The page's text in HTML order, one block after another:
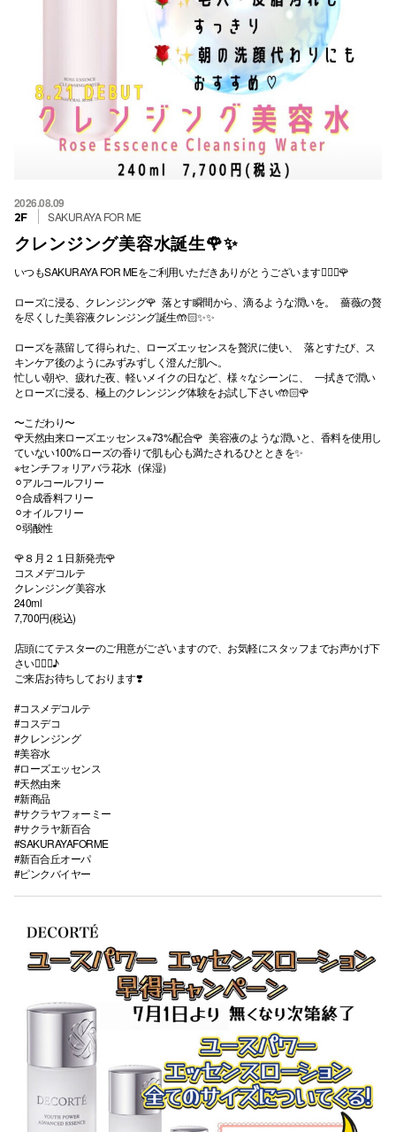
2026.08.09
2F SAKURAYA FOR ME
クレンジング美容水誕生🌹✨
いつもSAKURAYA FOR MEをご利用いただきありがとうございます💁🏻‍♀️🌹
ローズに浸る、クレンジング🌹 落とす瞬間から、滴るような潤いを。 薔薇の贅
を尽くした美容液クレンジング誕生🤲🏻✨✨
ローズを蒸留して得られた、ローズエッセンスを贅沢に使い、 落とすたび、ス
キンケア後のようにみずみずしく澄んだ肌へ。
忙しい朝や、疲れた夜、軽いメイクの日など、様々なシーンに、 一拭きで潤い
とローズに浸る、極上のクレンジング体験をお試し下さい🤲🏻🌹
〜こだわり〜
🌹天然由来ローズエッセンス※73%配合🌹 美容液のような潤いと、香料を使用し
ていない100%ローズの香りで肌も心も満たされるひとときを✨
※センチフォリアバラ花水（保湿）
⚪︎アルコールフリー
⚪︎合成香料フリー
⚪︎オイルフリー
⚪︎弱酸性
🌹８月２１日新発売🌹
コスメデコルテ
クレンジング美容水
240ml
7,700円(税込)
店頭にてテスターのご用意がございますので、お気軽にスタッフまでお声かけ下
さい💁🏻‍♀️♪
ご来店お待ちしております❣️
#コスメデコルテ
#コスデコ
#クレンジング
#美容水
#ローズエッセンス
#天然由来
#新商品
#サクラヤフォーミー
#サクラヤ新百合
#SAKURAYAFORME
#新百合丘オーパ
#ピンクバイヤー